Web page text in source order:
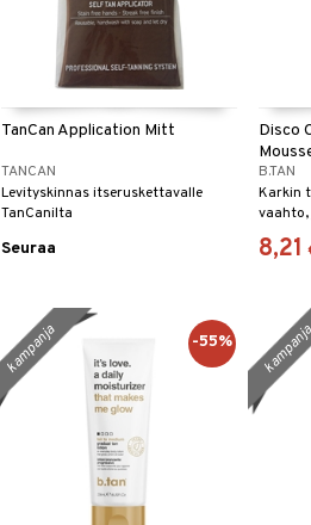
TanCan Application Mitt
TANCAN
Levityskinnas itseruskettavalle
TanCanilta
Seuraa
Disco
B.TAN
Karkin
jälkeen,
8,21
kampanja -55%